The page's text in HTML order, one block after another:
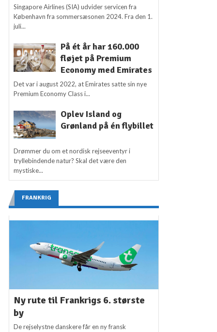
Singapore Airlines (SIA) udvider servicen fra
København fra sommersæsonen 2024. Fra den 1.
juli...
På ét år har 160.000
fløjet på Premium
Economy med Emirates
Det var i august 2022, at Emirates satte sin nye
Premium Economy Class i...
Oplev Island og
Grønland på én flybillet
Drømmer du om et nordisk rejseeventyr i
tryllebindende natur? Skal det være den
mystiske...
FRANKRIG
Ny rute til Frankrigs 6. største
by
De rejselystne danskere får en ny fransk